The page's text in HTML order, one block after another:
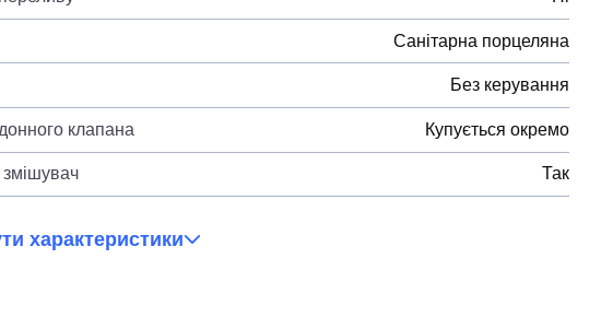
Санітарна порцеляна
Без керування
клапана Купується окремо
змішувач Так
характеристики